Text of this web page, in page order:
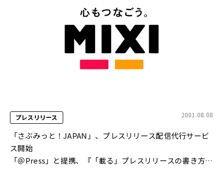
プレスリリース 2001.08.08
「さぶみっと！JAPAN」、プレスリリース配信代行サービ
ス開始
「＠Press」と提携、『「載る」プレスリリースの書き方』